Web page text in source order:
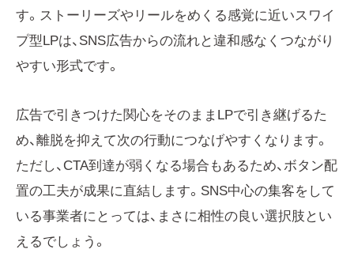
す。ストーリーズやリールをめくる感覚に近いスワイ
プ型LPは、SNS広告からの流れと違和感なくつながり
やすい形式です。
広告で引きつけた関心をそのままLPで引き継げるた
め、離脱を抑えて次の行動につなげやすくなります。
ただし、CTA到達が弱くなる場合もあるため、ボタン配
置の工夫が成果に直結します。SNS中心の集客をして
いる事業者にとっては、まさに相性の良い選択肢とい
えるでしょう。